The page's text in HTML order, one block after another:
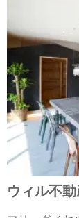
ウィル不